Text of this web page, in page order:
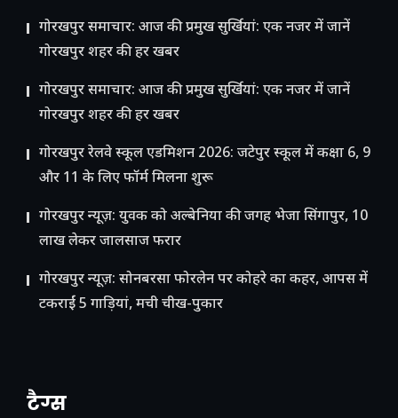
गोरखपुर समाचार: आज की प्रमुख सुर्खियां: एक नजर में जानें
गोरखपुर शहर की हर खबर
गोरखपुर समाचार: आज की प्रमुख सुर्खियां: एक नजर में जानें
गोरखपुर शहर की हर खबर
गोरखपुर रेलवे स्कूल एडमिशन 2026: जटेपुर स्कूल में कक्षा 6, 9
और 11 के लिए फॉर्म मिलना शुरू
गोरखपुर न्यूज़: युवक को अल्बेनिया की जगह भेजा सिंगापुर, 10
लाख लेकर जालसाज फरार
गोरखपुर न्यूज़: सोनबरसा फोरलेन पर कोहरे का कहर, आपस में
टकराईं 5 गाड़ियां, मची चीख-पुकार
टैग्स